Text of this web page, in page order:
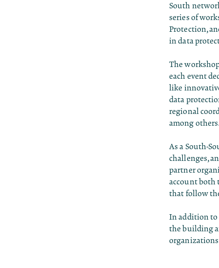
South
series of
Protection,
in data
The
each event
like
data
regional
among
As a South-
challenges,
partner
account both
that follow
In addition to
the building